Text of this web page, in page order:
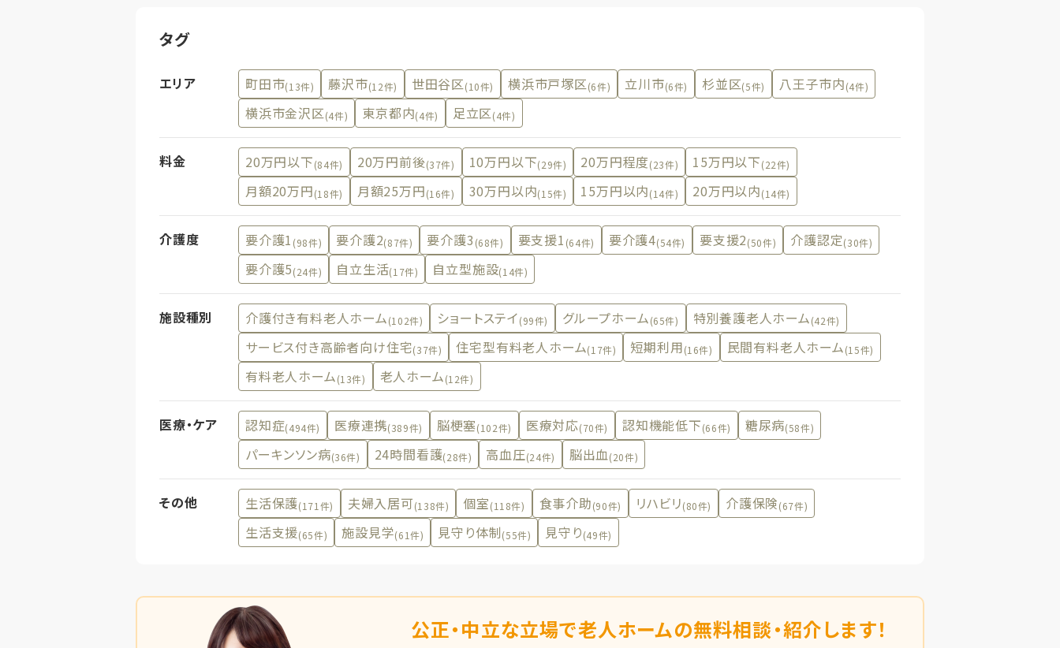
タグ
エリア 町田市(13件) 藤沢市(12件) 世田谷区(10件) 横浜市戸塚区(6件) 立川市(6件) 杉並区(5件) 八王子市内(4件)
横浜市金沢区(4件) 東京都内(4件) 足立区(4件)
料金 20万円以下(84件) 20万円前後(37件) 10万円以下(29件) 20万円程度(23件) 15万円以下(22件)
月額20万円(18件) 月額25万円(16件) 30万円以内(15件) 15万円以内(14件) 20万円以内(14件)
介護度 要介護1 (98件) 要介護2(87件) 要介護3 (68件) 要支援1 (64件) 要介護4(54件) 要支援2(50件) 介護認定(30件)
要介護5(24件) 自立生活(17件) 自立型施設(14件)
施設種別 介護付き有料老人ホーム(102件) ショートステイ(99件) グループホーム(65件) 特別養護老人ホーム(42件)
サービス付き高齢者向け住宅(37件) 住宅型有料老人ホーム(17件) 短期利用(16件) 民間有料老人ホーム(15件)
有料老人ホーム(13件) 老人ホーム(12件)
医療・ケア 認知症(494件) 医療連携(389件) 脳梗塞(102件) 医療対応(70件) 認知機能低下(66件) 糖尿病(58件)
パーキンソン病(36件) 24時間看護(28件) 高血圧(24件) 脳出血 (20件)
その他 生活保護(171件) 夫婦入居可(138件) 個室(118件) 食事介助(90件) リハビリ(80件) 介護保険(67件)
生活支援(65件) 施設見学(61件) 見守り体制(55件) 見守り(49件)
公正・中立な立場で老人ホームの無料相談・紹介します！